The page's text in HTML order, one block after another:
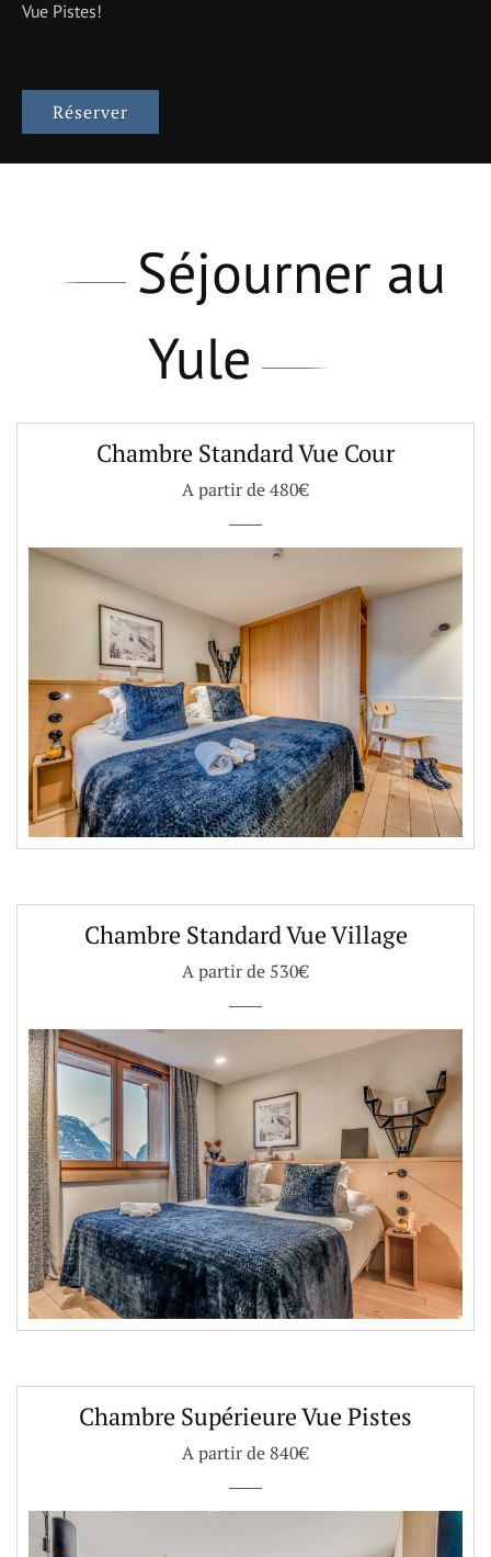
Vue Pistes!
Réserver
Séjourner au
Yule
Chambre Standard Vue Cour
A partir de 480€
Chambre Standard Vue Village
A partir de 530€
Chambre Supérieure Vue Pistes
A partir de 840€